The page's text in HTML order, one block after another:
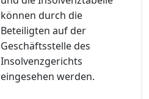
können durch die
Beteiligten auf der
Geschäftsstelle des
Insolvenzgerichts
eingesehen werden.